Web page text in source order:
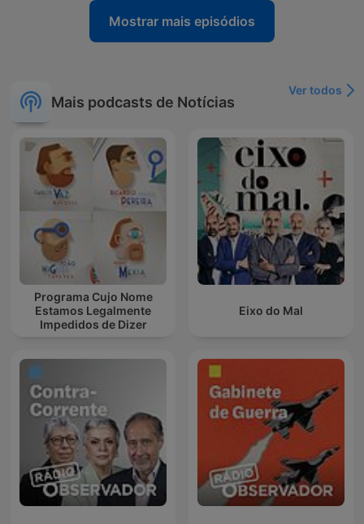
Mostrar mais episódios
Mais podcasts de Notícias
Ver todos
Programa Cujo Nome
Estamos Legalmente
Impedidos de Dizer
Eixo do Mal